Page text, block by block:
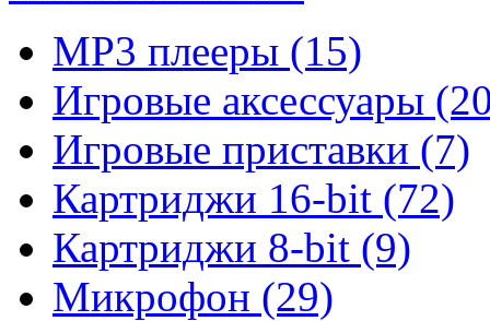
MP3 плееры (15)
Игровые аксессуары
Игровые приставки (7)
Картриджи 16-bit (72)
Картриджи 8-bit (9)
Микрофон (29)